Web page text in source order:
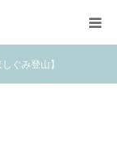
ぐみ登山】